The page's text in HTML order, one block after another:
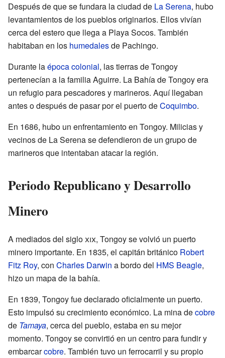
Después de que se fundara la ciudad de La Serena, hubo
levantamientos de los pueblos originarios. Ellos vivían
cerca del estero que llega a Playa Socos. También
habitaban en los humedalesde Pachingo.
Durante laépoca colonial, las tierras de Tongoy
pertenecían a la familia Aguirre. La Bahía de Tongoy era
un refugio para pescadores y marineros. Aquí llegaban
antes o después de pasar por el puerto deCoquimbo.
En 1686, hubo un enfrentamiento en Tongoy. Milicias y
vecinos de La Serena se defendieron de un grupo de
marineros que intentaban atacar la región.
Periodo Republicano y Desarrollo
Minero
A mediados del sigloxix, Tongoy se volvió un puerto
minero importante. En 1835, el capitán británico Robert
Fitz Roy, con Charles Darwin a bordo del HMS Beagle,
hizo un mapa de la bahía.
En 1839, Tongoy fue declarado oficialmente un puerto.
Esto impulsó su crecimiento económico. La mina decobre
de Tamaya, cerca del pueblo, estaba en su mejor
momento. Tongoy se convirtió en un centro para fundir y
embarcarcobre. También tuvo un ferrocarril y su propio